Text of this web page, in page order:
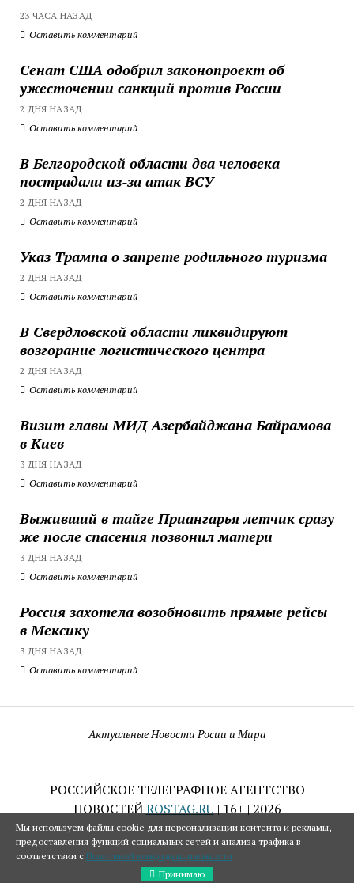
23 ЧАСА НАЗАД
Оставить комментарий
Сенат США одобрил законопроект об
ужесточении санкций против России
2 ДНЯ НАЗАД
Оставить комментарий
В Белгородской области два человека
пострадали из-за атак ВСУ
2 ДНЯ НАЗАД
Оставить комментарий
Указ Трампа о запрете родильного туризма
2 ДНЯ НАЗАД
Оставить комментарий
В Свердловской области ликвидируют
возгорание логистического центра
2 ДНЯ НАЗАД
Оставить комментарий
Визит главы МИД Азербайджана Байрамова
в Киев
3 ДНЯ НАЗАД
Оставить комментарий
Выживший в тайге Приангарья летчик сразу
же после спасения позвонил матери
3 ДНЯ НАЗАД
Оставить комментарий
Россия захотела возобновить прямые рейсы
в Мексику
3 ДНЯ НАЗАД
Оставить комментарий
Актуальные Новости Росии и Мира
РОССИЙСКОЕ ТЕЛЕГРАФНОЕ АГЕНТСТВО
НОВОСТЕЙROSTAG.RU| 16+ | 2026
Мы используем файлы cookie для персонализации контента и рекламы,
предоставления функций социальных сетей и анализа трафика в
соответствии с Политикой конфиденциальности
Принимаю